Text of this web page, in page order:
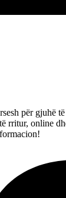
për gjuhë
rritur, online